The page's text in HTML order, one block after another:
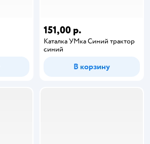
151,00 р.
Каталка УМка Синий трактор
синий
В корзину